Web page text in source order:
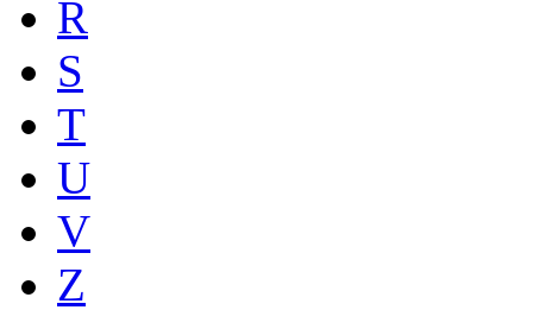
R
S
T
U
V
Z